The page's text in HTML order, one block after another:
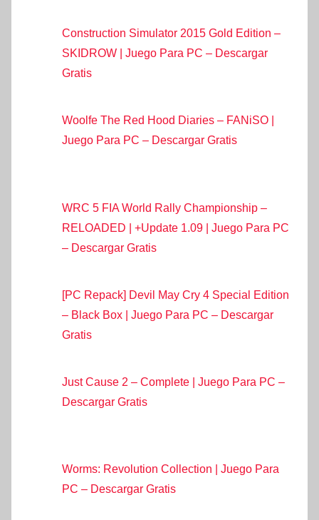
Construction Simulator 2015 Gold Edition –
SKIDROW | Juego Para PC – Descargar
Gratis
Woolfe The Red Hood Diaries – FANiSO |
Juego Para PC – Descargar Gratis
WRC 5 FIA World Rally Championship –
RELOADED | +Update 1.09 | Juego Para PC
– Descargar Gratis
[PC Repack] Devil May Cry 4 Special Edition
– Black Box | Juego Para PC – Descargar
Gratis
Just Cause 2 – Complete | Juego Para PC –
Descargar Gratis
Worms: Revolution Collection | Juego Para
PC – Descargar Gratis